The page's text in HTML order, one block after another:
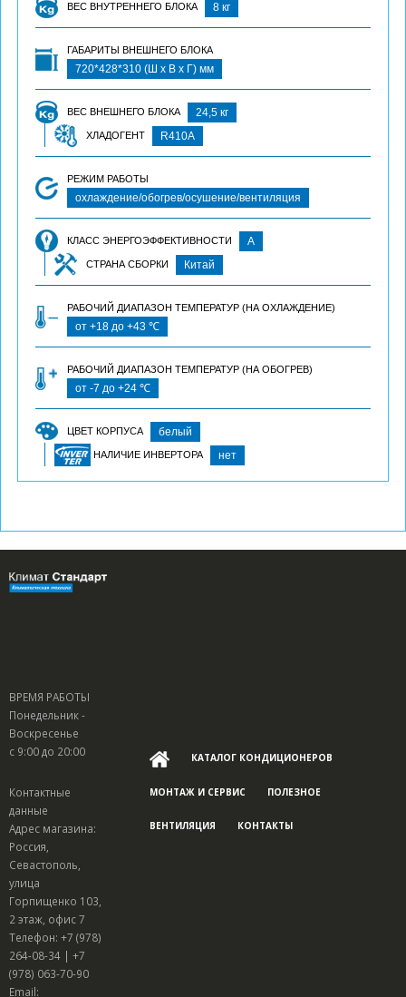
ВЕС ВНУТРЕННЕГО БЛОКА 8 кг
ГАБАРИТЫ ВНЕШНЕГО БЛОКА
720*428*310 (Ш х В х Г) мм
ВЕС ВНЕШНЕГО БЛОКА 24,5 кг
ХЛАДОГЕНТ R410A
РЕЖИМ РАБОТЫ
охлаждение/обогрев/осушение/вентиляция
КЛАСС ЭНЕРГОЭФФЕКТИВНОСТИ А
СТРАНА СБОРКИ Китай
РАБОЧИЙ ДИАПАЗОН ТЕМПЕРАТУР (НА ОХЛАЖДЕНИЕ)
от +18 до +43 ℃
РАБОЧИЙ ДИАПАЗОН ТЕМПЕРАТУР (НА ОБОГРЕВ)
от -7 до +24 ℃
ЦВЕТ КОРПУСА белый
НАЛИЧИЕ ИНВЕРТОРА нет
ВРЕМЯ РАБОТЫ
Понедельник -
Воскресенье
с 9:00 до 20:00
Контактные
данные
Адрес магазина:
Россия,
Севастополь,
улица
Горпищенко 103,
2 этаж, офис 7
Телефон: +7 (978)
264-08-34 | +7
(978) 063-70-90
Email:
КАТАЛОГ КОНДИЦИОНЕРОВ
МОНТАЖ И СЕРВИС ПОЛЕЗНОЕ
ВЕНТИЛЯЦИЯ КОНТАКТЫ